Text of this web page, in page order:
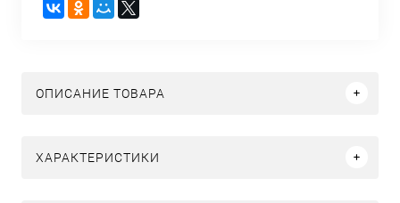
ОПИСАНИЕ ТОВАРА
ХАРАКТЕРИСТИКИ